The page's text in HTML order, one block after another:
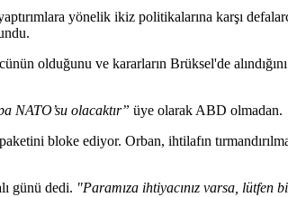
yönelik ikiz politikalarına karşı
olduğunu ve kararların Brüksel'de
NATO’su olacaktır” üye olarak ABD olmadan.
bloke ediyor. Orban, ihtilafın
günü dedi. "Paramıza ihtiyacınız varsa, lütfen